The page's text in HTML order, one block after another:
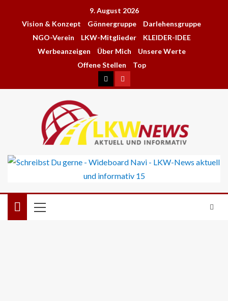
9. August 2026
Vision & Konzept
Gönnergruppe
Darlehensgruppe
NGO-Verein
LKW-Mitglieder
KLEIDER-IDEE
Werbeanzeigen
Über Mich
Unsere Werte
Offene Stellen
Top